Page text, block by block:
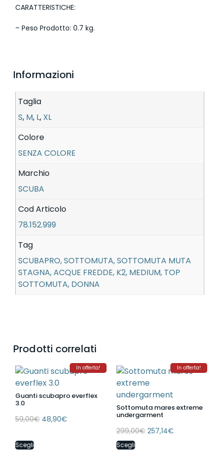
CARATTERISTICHE:
– Peso Prodotto: 0.7 kg.
Informazioni
Taglia
S, M, L, XL
Colore
SENZA COLORE
Marchio
SCUBA
Cod Articolo
78.152.999
Tag
SCUBAPRO, SOTTOMUTA, SOTTOMUTA MUTA
STAGNA, ACQUE FREDDE, K2, MEDIUM, TOP
SOTTOMUTA, DONNA
Prodotti correlati
In offerta!
Guanti scubapro everflex
3.0
59,00€ 48,90€
Scegli
In offerta!
Sottomuta mares extreme
undergarment
299,00€ 257,14€
Scegli